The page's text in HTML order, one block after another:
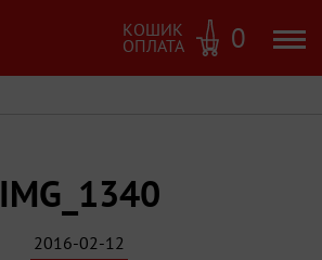
КОШИК
ОПЛАТА 0
IMG_1340
2016-02-12